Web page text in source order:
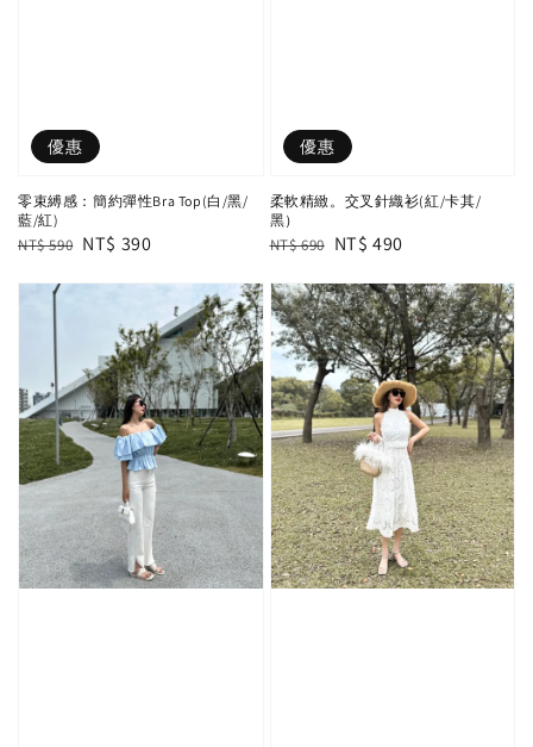
優惠
零束縛感：簡約彈性Bra Top(白/黑/
藍/紅)
Regular
NT$ 590 Sale
NT$ 390
優惠
柔軟精緻。交叉針織衫(紅/卡其/
黑）
Regular
NT$ 690 Sale
NT$ 490